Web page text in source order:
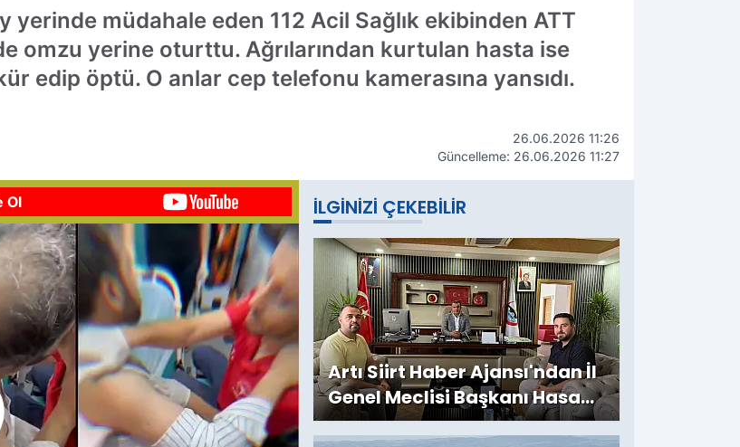
müdahale eden 112 Acil Sağlık ekibinden ATT
omzu yerine oturttu. Ağrılarından kurtulan hasta ise
edip öptü. O anlar cep telefonu kamerasına yansıdı.
26.06.2026 11:26
Güncelleme: 26.06.2026 11:27
Ol İLGINIZI ÇEKEBILIR
Artı Siirt Haber Ajansı'ndan İl
Genel Meclisi Başkanı Hasan
Carlık'a Ziyaret: Kırsala